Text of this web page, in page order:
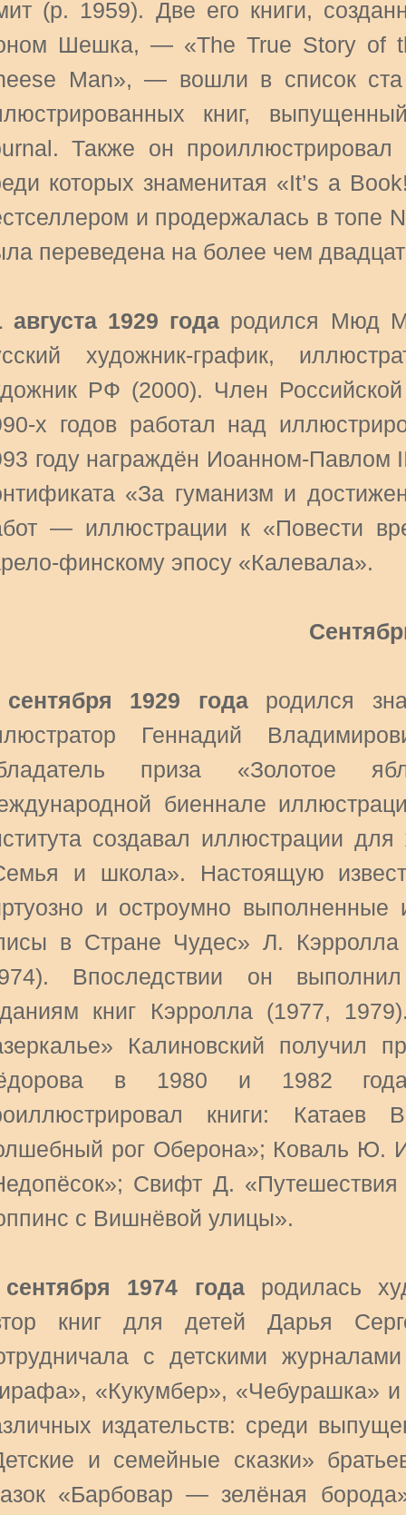
(р. 1959). Две его книги,
Шешка, — «The True Story of
Man», — вошли в список ста
книг,
Также он проиллюстрировал
которых знаменитая «It’s a
и продержалась в топе
переведена на более чем
августа 1929 года родился Мюд
художник-график,
РФ (2000). Член
х годов работал над
году награждён Иоанном-Павлом
«За гуманизм и
— иллюстрации к «Повести
финскому эпосу «Калевала».
1929 годародился
Геннадий
приза «Золотое
биеннале
создавал иллюстрации
и школа». Настоящую
и остроумно
в Стране Чудес» Л. Кэрролла
Впоследствии он
книг Кэрролла (1977,
Калиновский
в 1980 и 1982
книги:
рог Оберона»; Коваль Ю.
Свифт Д.
с Вишнёвой улицы».
1974 годародилась
книг для детей Дарья
с детскими
«Кукумбер», «Чебурашка»
издательств: среди
и семейные сказки»
«Барбовар — зелёная